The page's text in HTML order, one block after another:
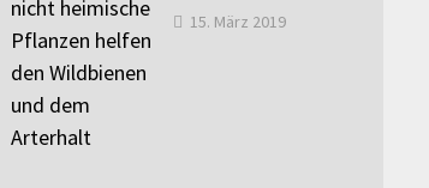
15. März 2019